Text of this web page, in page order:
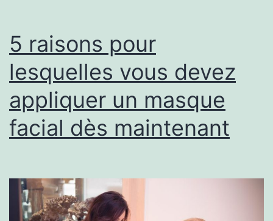
mois
plus
frais
5 raisons pour
lesquelles vous devez
appliquer un masque
facial dès maintenant